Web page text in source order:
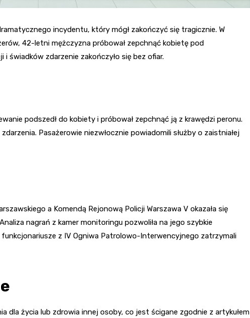
incydentu, który mógł zakończyć się tragicznie. W
42-letni mężczyzna próbował zepchnąć kobietę pod
świadków zdarzenie zakończyło się bez ofiar.
podszedł do kobiety i próbował zepchnąć ją z krawędzi peronu.
Pasażerowie niezwłocznie powiadomili służby o zaistniałej
a Komendą Rejonową Policji Warszawa V okazała się
nagrań z kamer monitoringu pozwoliła na jego szybkie
z IV Ogniwa Patrolowo-Interwencyjnego zatrzymali
dla życia lub zdrowia innej osoby, co jest ścigane zgodnie z artykułem